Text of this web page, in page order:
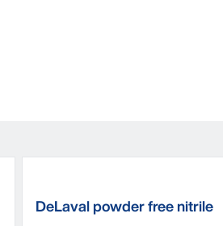
DeLaval powder free nitrile